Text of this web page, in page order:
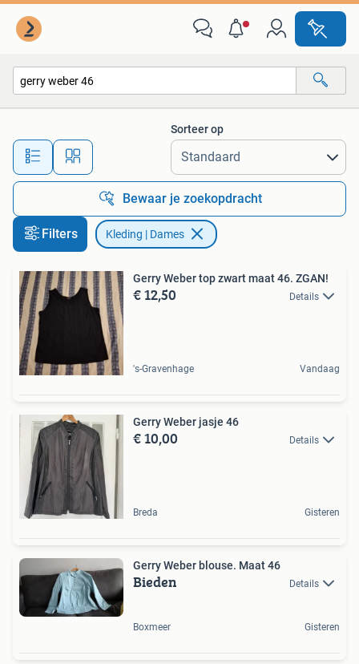
Alle afstanden…
Sorteer op
Bewaar je zoekopdracht
Filters Kleding | Dames
Gerry Weber top zwart maat 46. ZGAN!
€ 12,50 Details
's-Gravenhage Vandaag
Gerry Weber jasje 46
€ 10,00 Details
Breda Gisteren
Gerry Weber blouse. Maat 46
Bieden Details
Boxmeer Gisteren